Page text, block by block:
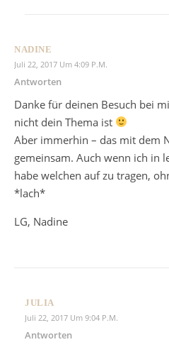
NADINE
Juli 22, 2017 Um 4:09 P.m.
Antworten
Danke für deinen Besuch bei
nicht dein Thema ist
Aber immerhin – das mit dem
gemeinsam. Auch wenn ich in
habe welchen auf zu tragen,
*lach*
LG, Nadine
JULIA
Juli 22, 2017 Um 9:04 P.m.
Antworten